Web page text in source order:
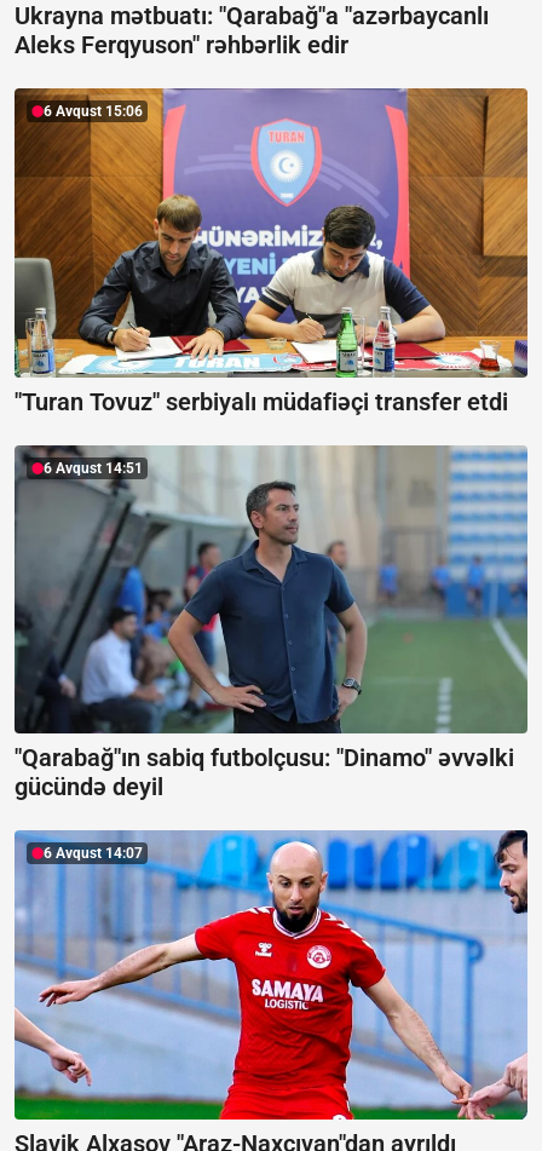
Ukrayna mətbuatı: "Qarabağ"a "azərbaycanlı
Aleks Ferqyuson" rəhbərlik edir
6 Avqust 15:06
"Turan Tovuz" serbiyalı müdafiəçi transfer etdi
6 Avqust 14:51
"Qarabağ"ın sabiq futbolçusu: "Dinamo" əvvəlki
gücündə deyil
6 Avqust 14:07
Slavik Alxasov "Araz-Naxçıvan"dan ayrıldı